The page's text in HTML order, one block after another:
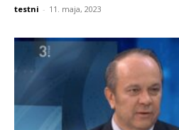
testni - 11. maja, 2023